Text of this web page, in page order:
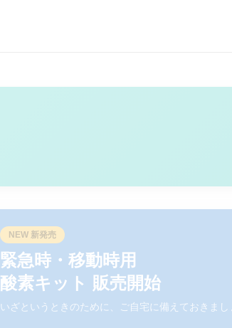
NEW 新発売
緊急時・移動時用
酸素キット 販売開始
いざというときのために、ご自宅に備えておきまし